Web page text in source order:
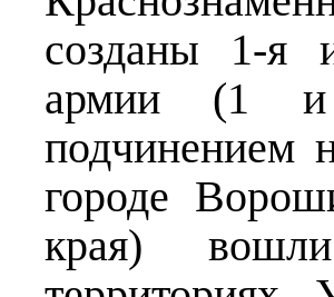
созданы 1-я
армии (1 и
городе
края)